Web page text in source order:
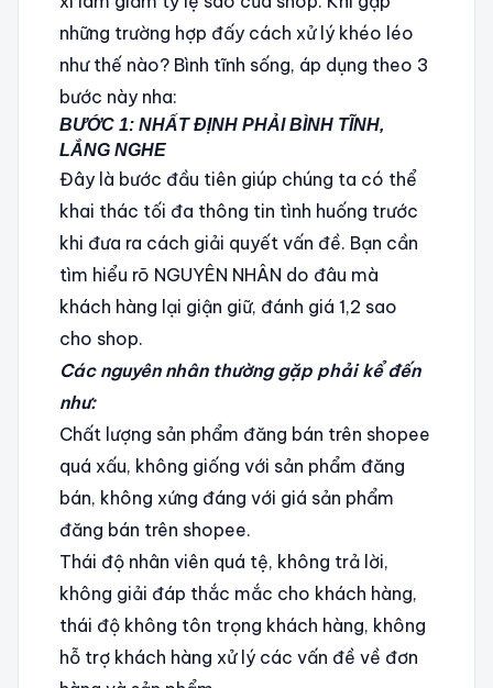
những trường hợp đấy cách xử lý khéo léo
như thế nào? Bình tĩnh sống, áp dụng theo 3
bước này nha:
BƯỚC 1: NHẤT ĐỊNH PHẢI BÌNH TĨNH,
LẮNG NGHE
Đây là bước đầu tiên giúp chúng ta có thể
khai thác tối đa thông tin tình huống trước
khi đưa ra cách giải quyết vấn đề. Bạn cần
tìm hiểu rõ NGUYÊN NHÂN do đâu mà
khách hàng lại giận giữ, đánh giá 1,2 sao
cho shop.
Các nguyên nhân thường gặp phải kể đến
như:
Chất lượng sản phẩm đăng bán trên shopee
quá xấu, không giống với sản phẩm đăng
bán, không xứng đáng với giá sản phẩm
đăng bán trên shopee.
Thái độ nhân viên quá tệ, không trả lời,
không giải đáp thắc mắc cho khách hàng,
thái độ không tôn trọng khách hàng, không
hỗ trợ khách hàng xử lý các vấn đề về đơn